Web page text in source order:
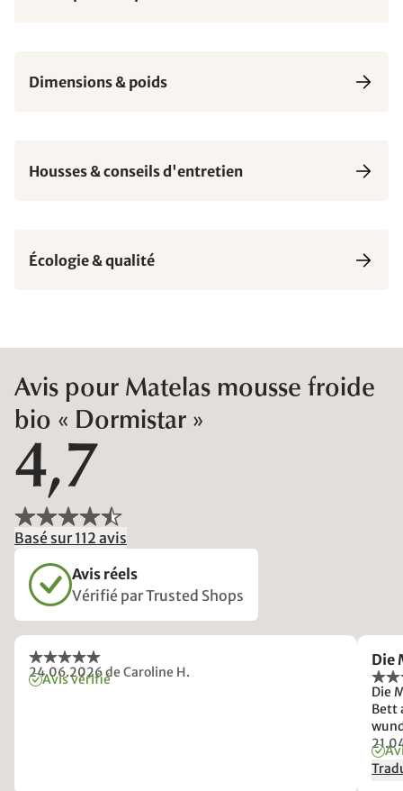
Dimensions & poids
Housses & conseils d'entretien
Écologie & qualité
Avis pour Matelas mousse froide
bio « Dormistar »
4,7
Basé sur 112 avis
Avis réels
Vérifié par Trusted Shops
24.06.2026de Caroline H.
Avis vérifié
Die
Die
Bett